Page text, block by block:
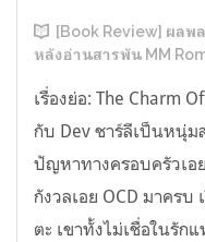
[Book Review] ผลพ
หลังอ่านสารพัน MM
เรื่องย่อ: The Charm
กับ Dev ชาร์ลีเป็นหนุ่ม
ปัญหาทางครอบครัวเอ
กังวลเอย OCD มาครบ
ตะ เขาทั้งไม่เชื่อในรัก